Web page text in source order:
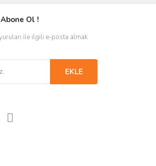
Ol !
ile ilgili e-posta almak
EKLE